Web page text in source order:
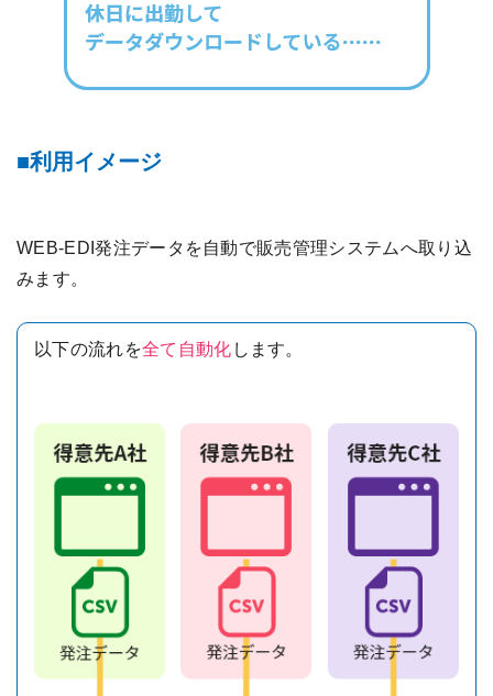
利用イメージ
WEB-EDI発注データを自動で販売管理システムへ取り込
みます。
以下の流れを全て自動化 します。